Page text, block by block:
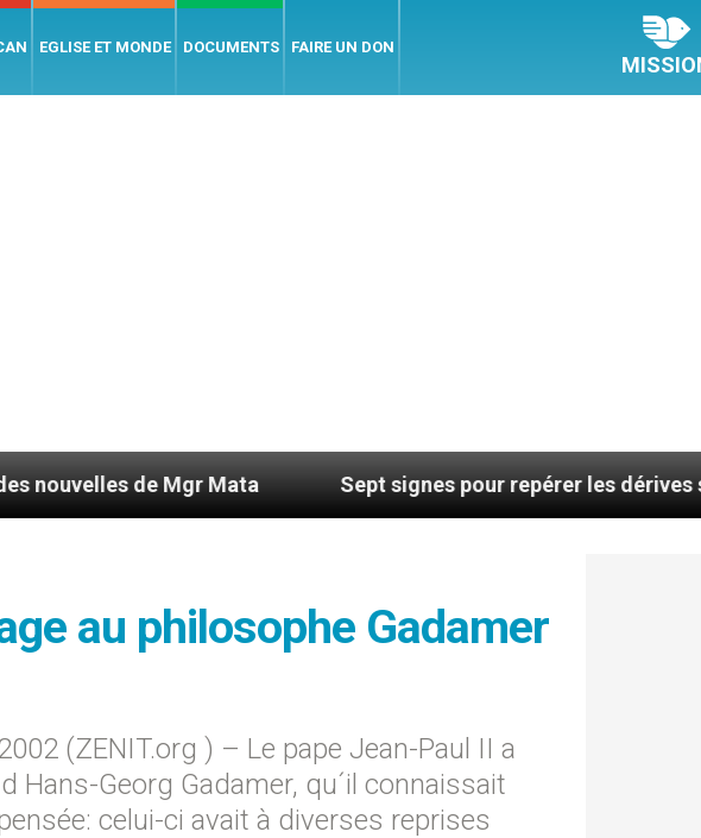
EGLISE ET MONDE DOCUMENTS FAIRE UN DON
de Mgr Mata Sept signes pour repérer les dérives sectaires du
au philosophe Gadamer
(ZENIT.org ) – Le pape Jean-Paul II a
Hans-Georg Gadamer, qu´il connaissait
celui-ci avait à diverses reprises